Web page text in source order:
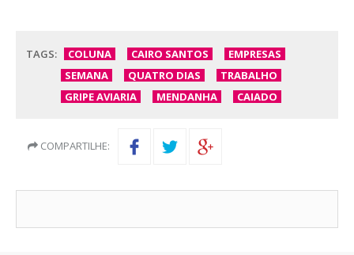
TAGS: COLUNA CAIRO SANTOS
EMPRESAS
SEMANA
QUATRO DIAS
TRABALHO
GRIPE AVIARIA
MENDANHA CAIADO
COMPARTILHE: